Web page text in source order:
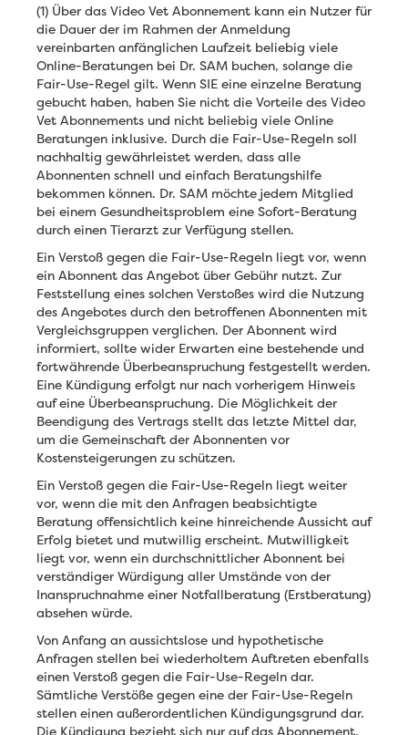
(1) Über das Video Vet Abonnement kann ein Nutzer für
die Dauer der im Rahmen der Anmeldung
vereinbarten anfänglichen Laufzeit beliebig viele
Online-Beratungen bei Dr. SAM buchen, solange die
Fair-Use-Regel gilt. Wenn SIE eine einzelne Beratung
gebucht haben, haben Sie nicht die Vorteile des Video
Vet Abonnements und nicht beliebig viele Online
Beratungen inklusive. Durch die Fair-Use-Regeln soll
nachhaltig gewährleistet werden, dass alle
Abonnenten schnell und einfach Beratungshilfe
bekommen können. Dr. SAM möchte jedem Mitglied
bei einem Gesundheitsproblem eine Sofort-Beratung
durch einen Tierarzt zur Verfügung stellen.
Ein Verstoß gegen die Fair-Use-Regeln liegt vor, wenn
ein Abonnent das Angebot über Gebühr nutzt. Zur
Feststellung eines solchen Verstoßes wird die Nutzung
des Angebotes durch den betroffenen Abonnenten mit
Vergleichsgruppen verglichen. Der Abonnent wird
informiert, sollte wider Erwarten eine bestehende und
fortwährende Überbeanspruchung festgestellt werden.
Eine Kündigung erfolgt nur nach vorherigem Hinweis
auf eine Überbeanspruchung. Die Möglichkeit der
Beendigung des Vertrags stellt das letzte Mittel dar,
um die Gemeinschaft der Abonnenten vor
Kostensteigerungen zu schützen.
Ein Verstoß gegen die Fair-Use-Regeln liegt weiter
vor, wenn die mit den Anfragen beabsichtigte
Beratung offensichtlich keine hinreichende Aussicht auf
Erfolg bietet und mutwillig erscheint. Mutwilligkeit
liegt vor, wenn ein durchschnittlicher Abonnent bei
verständiger Würdigung aller Umstände von der
Inanspruchnahme einer Notfallberatung (Erstberatung)
absehen würde.
Von Anfang an aussichtslose und hypothetische
Anfragen stellen bei wiederholtem Auftreten ebenfalls
einen Verstoß gegen die Fair-Use-Regeln dar.
Sämtliche Verstöße gegen eine der Fair-Use-Regeln
stellen einen außerordentlichen Kündigungsgrund dar.
Die Kündigung bezieht sich nur auf das Abonnement.